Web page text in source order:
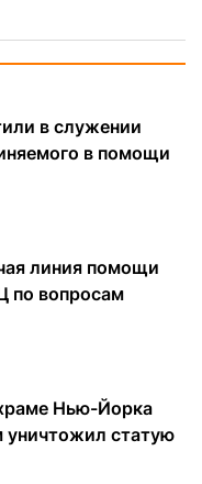
в служении
в помощи
линия помощи
по вопросам
Нью-Йорка
уничтожил статую